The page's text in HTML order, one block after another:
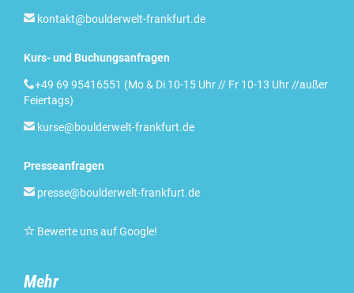
 kontakt@boulderwelt-frankfurt.de
Kurs- und Buchungsanfragen
+49 69 95416551 (Mo & Di 10-15 Uhr // Fr 10-13 Uhr //außer
Feiertags)
 kurse@boulderwelt-frankfurt.de
Presseanfragen
 presse@boulderwelt-frankfurt.de
 Bewerte uns auf Google!
Mehr